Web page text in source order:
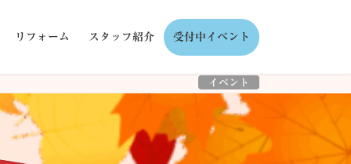
リフォーム スタッフ紹介 受付中イベント
イベント